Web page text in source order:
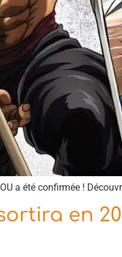
a été confirmée !
en